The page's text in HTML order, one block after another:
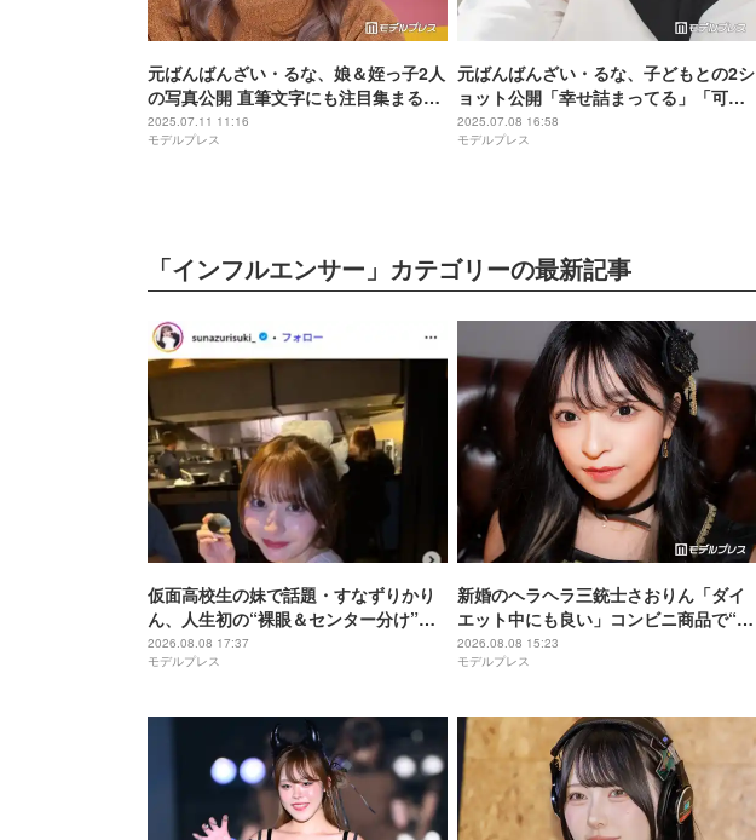
元ばんばんざい・るな、娘＆姪っ子2人
の写真公開 直筆文字にも注目集まる
「可愛い」
2025.07.11 11:16
モデルプレス
元ばんばんざい・るな、子どもとの2シ
ョット公開「幸せ詰まってる」「可愛
いママ」の声
2025.07.08 16:58
モデルプレス
「インフルエンサー」カテゴリーの最新記事
仮面高校生の妹で話題・すなずりかり
ん、人生初の“裸眼＆センター分け”で
雰囲気ガラリ「可愛すぎて衝撃」「美
少女すぎる」
2026.08.08 17:37
モデルプレス
新婚のヘラヘラ三銃士さおりん「ダイ
エット中にも良い」コンビニ商品で“混
ぜるだけ”ヘルシー副菜紹介「火を使わ
ないの嬉しすぎる」「タンパク質たっ
2026.08.08 15:23
モデルプレス